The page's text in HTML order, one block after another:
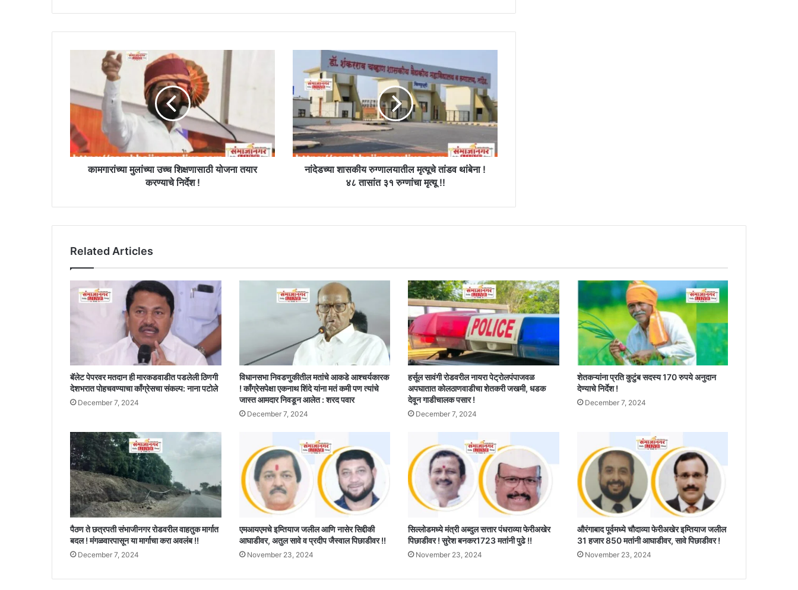
शिक्षणासाठी
योजना
करण्याचे
निर्देश
!
कामगारांच्या मुलांच्या उच्च शिक्षणासाठी योजना तयार
करण्याचे निर्देश !
शासकीय
रुग्णालयातील
मृत्यूचे
थांबेना
!
४८
तासांत
!!
नांदेडच्या शासकीय रुग्णालयातील मृत्यूचे तांडव थांबेना !
४८ तासांत ३१ रुग्णांचा मृत्यू !!
Related Articles
बॅलेट पेपरवर मतदान ही मारकडवाडीत पडलेली ठिणगी
देशभरात पोहचवण्याचा काँग्रेसचा संकल्प: नाना पटोले
December 7, 2024
विधानसभा निवडणुकीतील मतांचे आकडे आश्चर्यकारक
! काँग्रेसपेक्षा एकनाथ शिंदे यांना मतं कमी पण त्यांचे
जास्त आमदार निवडून आलेत : शरद पवार
December 7, 2024
हर्सूल सावंगी रोडवरील नायरा पेट्रोलपंपाजवळ
अपघातात कोलठाणवाडीचा शेतकरी जखमी, धडक
देवून गाडीचालक पसार !
December 7, 2024
शेतकऱ्यांना प्रति कुटुंब सदस्य 170 रुपये अनुदान
देण्याचे निर्देश !
December 7, 2024
पैठण ते छत्रपती संभाजीनगर रोडवरील वाहतुक मार्गात
बदल ! मंगळवारपासून या मार्गाचा करा अवलंब !!
December 7, 2024
एमआयएमचे इम्तियाज जलील आणि नासेर सिद्दीकी
आघाडीवर, अतुल सावे व प्रदीप जैस्वाल पिछाडीवर !!
November 23, 2024
सिल्लोडमध्ये मंत्री अब्दुल सत्तार पंधराव्या फेरीअखेर
पिछाडीवर ! सुरेश बनकर1723 मतांनी पुढे !!
November 23, 2024
औरंगाबाद पूर्वमध्ये चौदाव्या फेरीअखेर इम्तियाज जलील
31 हजार 850 मतांनी आघाडीवर, सावे पिछाडीवर !
November 23, 2024